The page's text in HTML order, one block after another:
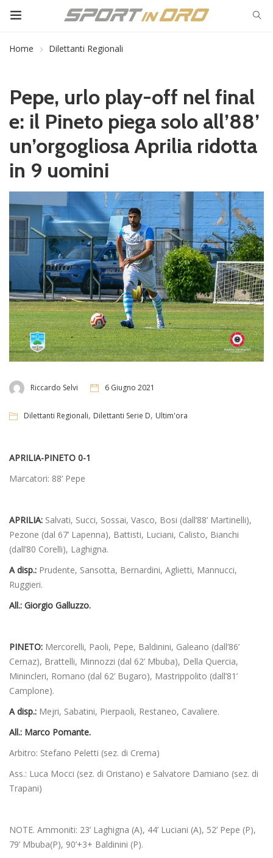
Home Dilettanti Regionali
Pepe, urlo play-off nel final
e: il Pineto piega solo all’88’
un’orgogliosa Aprilia ridotta
in 9 uomini
Riccardo Selvi 6 Giugno 2021
Dilettanti Regionali, Dilettanti Serie D, Ultim'ora
APRILIA-PINETO 0-1
Marcatori: 88’ Pepe
APRILIA: Salvati, Succi, Sossai, Vasco, Bosi (dall’88’ Martinelli),
Pezone (dal 67’ Lapenna), Battisti, Luciani, Calisto, Bianchi
(dall’80 Corelli), Laghigna.
A disp.: Prudente, Sansotta, Bernardini, Aglietti, Mannucci,
Ruggieri.
All.: Giorgio Galluzzo.
PINETO: Mercorelli, Paoli, Pepe, Baldinini, Galeano (dall’86’
Cernaz), Brattelli, Minnozzi (dal 62’ Mbuba), Della Quercia,
Minincleri, Romano (dal 62’ Bugaro), Mastrippolito (dall’81’
Camplone).
A disp.: Mejri, Sabatini, Pierpaoli, Restaneo, Cavaliere.
All.: Marco Pomante.
Arbitro: Stefano Peletti (sez. di Crema)
Ass.: Luca Mocci (sez. di Oristano) e Salvatore Damiano (sez. di
Trapani)
NOTE. Ammoniti: 23’ Laghigna (A), 44’ Luciani (A), 52’ Pepe (P),
79’ Mbuba(P), 90’+3+ Baldinini (P).